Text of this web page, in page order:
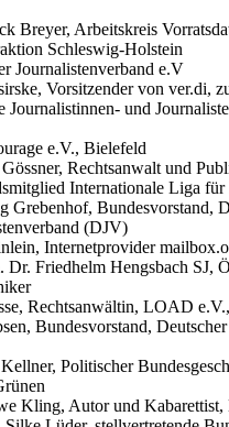
Breyer, Arbeitskreis
Schleswig-Holstein
Journalistenverband e.V
Vorsitzender von ver.di,
Journalistinnen- und
e.V., Bielefeld
Rechtsanwalt und
Internationale Liga für
Grebenhof, Bundesvorstand,
(DJV)
Internetprovider
Dr. Friedhelm Hengsbach SJ,
Rechtsanwältin, LOAD
Bundesvorstand,
Politischer
Kling, Autor und Kabarettist,